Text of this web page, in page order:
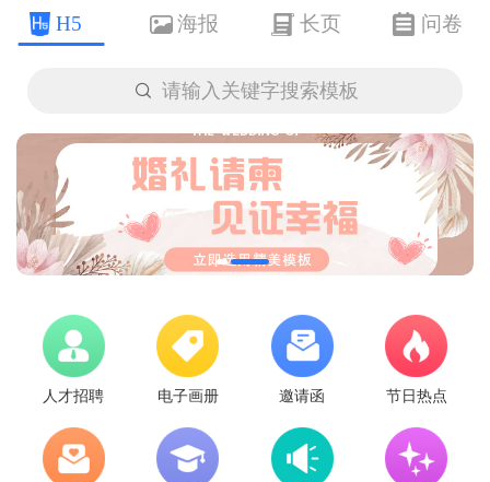
H5 海报 长页 问卷
 请输入关键字搜索模板
人才招聘 电子画册 邀请函 节日热点